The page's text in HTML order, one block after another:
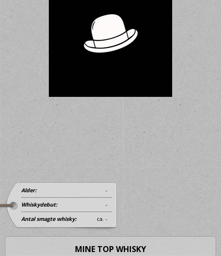
Alder: -
Whiskydebut: -
Antal smagte whisky: ca. -
MINE TOP WHISKY